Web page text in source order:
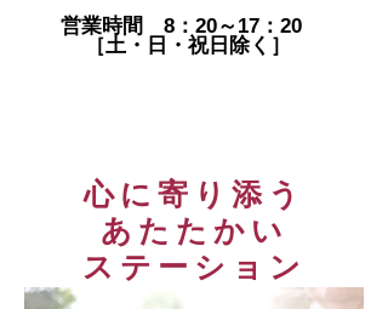
営業時間 8：20～17：20
［土・日・祝日除く］
​心に寄り添う
あたたかい
​ステーション